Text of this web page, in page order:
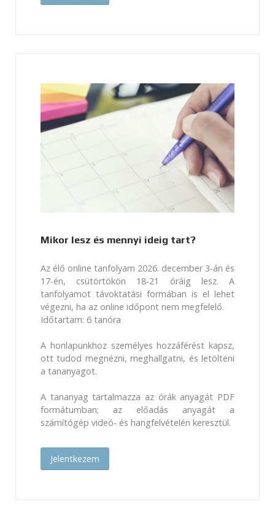
Mikor lesz és mennyi ideig tart?
Az élő online tanfolyam 2026. december 3-án és
17-én, csütörtökön 18-21 óráig lesz. A
tanfolyamot távoktatási formában is el lehet
végezni, ha az online időpont nem megfelelő.
Időtartam: 6 tanóra
A honlapunkhoz személyes hozzáférést kapsz,
ott tudod megnézni, meghallgatni, és letölteni
a tananyagot.
A tananyag tartalmazza az órák anyagát PDF
formátumban; az előadás anyagát a
számítógép videó- és hangfelvételén keresztül.
Jelentkezem